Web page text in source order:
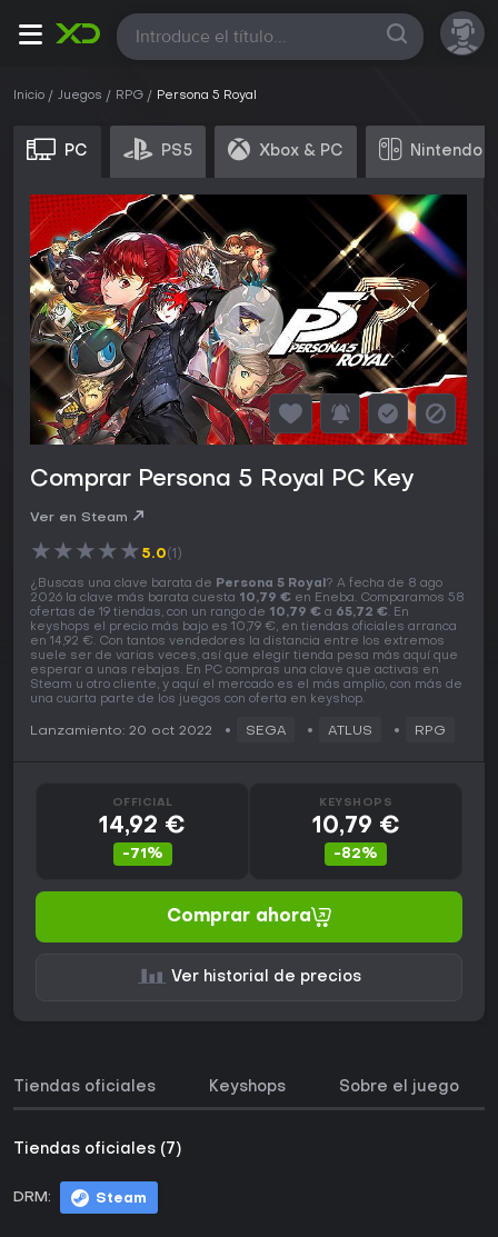
Todas
Inicio Juegos RPG Persona 5 Royal
PC PS5 Xbox & PC Nintendo
Comprar Persona 5 Royal PC Key
Ver en Steam
★★★★★ 5.0(1)
¿Buscas una clave barata de Persona 5 Royal? A fecha de 8 ago
2026 la clave más barata cuesta 10,79 € en Eneba. Comparamos 58
ofertas de 19 tiendas, con un rango de 10,79 € a 65,72 €. En
keyshops el precio más bajo es 10,79 €, en tiendas oficiales arranca
en 14,92 €. Con tantos vendedores la distancia entre los extremos
suele ser de varias veces, así que elegir tienda pesa más aquí que
esperar a unas rebajas. En PC compras una clave que activas en
Steam u otro cliente, y aquí el mercado es el más amplio, con más de
una cuarta parte de los juegos con oferta en keyshop.
Lanzamiento: 20 oct 2022 SEGA ATLUS RPG
OFFICIAL
14,92 €
-71%
KEYSHOPS
10,79 €
-82%
Comprar ahora
Ver historial de precios
Tiendas oficiales Keyshops Sobre el juego
Tiendas oficiales (7)
DRM: Steam